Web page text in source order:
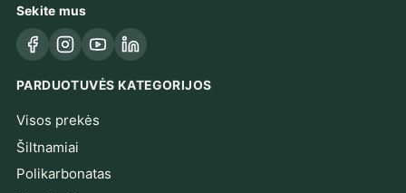
Sekite mus
FacebookInstagram
YouTubeLinkedIn
PARDUOTUVĖS KATEGORIJOS
Visos prekės
Šiltnamiai
Polikarbonatas